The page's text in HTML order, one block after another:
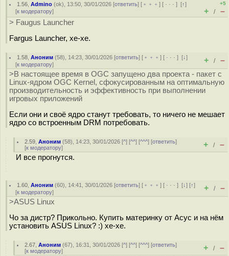
1.56 ,Admino (ok), 13:50, 30/01/2026 [ответить] [ ﹢﹢﹢] [ · · ·][↑]
[к модератору]
+5
+ / –
> Faugus Launcher
Fargus Launcher, хе-хе.
1.58 ,Аноним (58), 14:23, 30/01/2026 [ответить] [ ﹢﹢﹢] [ · · ·][↓]
[к модератору] + / –
>В настоящее время в OGC запущено два проекта - пакет с
Linux-ядром OGC Kernel, сфокусированным на оптимальную
производительность и эффективность при выполнении
игровых приложений
Если они и своё ядро станут требовать, то ничего не мешает
ядро со встроенным DRM потребовать.
2.59 ,Аноним (58), 14:23, 30/01/2026 [^] [^^] [^^^] [ответить]
[к модератору] + / –
И все прогнутся.
1.60 ,Аноним (60), 14:41, 30/01/2026 [ответить] [ ﹢﹢﹢] [ · · ·][↓] [↑]
[к модератору] + / –
>ASUS Linux
Чо за дистр? Прикольно. Купить материнку от Асус и на нём
установить ASUS Linux? :) хе-хе.
2.67 ,Аноним (67), 16:31, 30/01/2026 [^] [^^] [^^^] [ответить]
[к модератору] + / –